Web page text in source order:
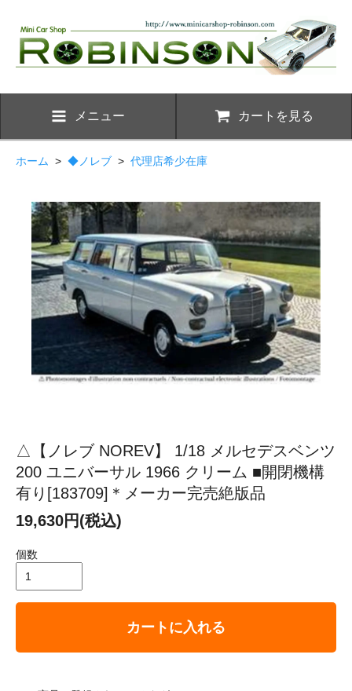
メニュー カートを見る
ホーム > ◆ノレブ > 代理店希少在庫
△【ノレブ NOREV】 1/18 メルセデスベンツ
200 ユニバーサル 1966 クリーム ■開閉機構
有り[183709]＊メーカー完売絶版品
19,630円(税込)
個数
カートに入れる